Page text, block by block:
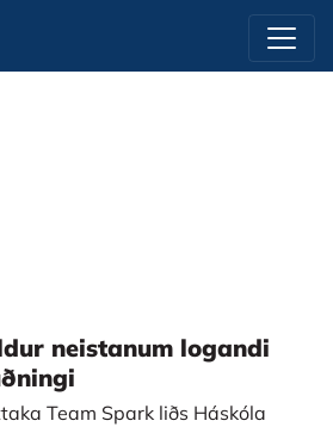
neistanum logandi
Team Spark liðs Háskóla